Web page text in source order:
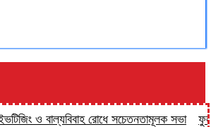
ও বাল্যবিবাহ রোধে সচেতনতামূলক সভা ফুলপুরে